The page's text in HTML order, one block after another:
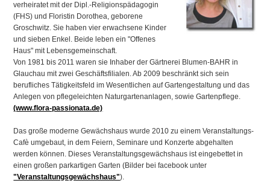
verheiratet mit der Dipl.-Religionspädagogin
(FHS) und Floristin Dorothea, geborene
Groschwitz. Sie haben vier erwachsene Kinder
und sieben Enkel. Beide leben ein "Offenes
Haus" mit Lebensgemeinschaft.
Von 1981 bis 2011 waren sie Inhaber der Gärtnerei Blumen-BAHR in
Glauchau mit zwei Geschäftsfilialen. Ab 2009 beschränkt sich sein
berufliches Tätigkeitsfeld im Wesentlichen auf Gartengestaltung und das
Anlegen von pflegeleichten Naturgartenanlagen, sowie Gartenpflege.
(www.flora-passionata.de)
Das große moderne Gewächshaus wurde 2010 zu einem Veranstaltungs-
Cafè umgebaut, in dem Feiern, Seminare und Konzerte abgehalten
werden können. Dieses Veranstaltungsgewächshaus ist eingebettet in
einen großen parkartigen Garten (Bilder bei facebook unter
"Veranstaltungsgewächshaus").